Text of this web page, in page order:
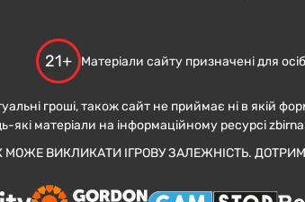
21+ Матеріали сайту призначені для
гроші, також сайт не приймає ні в якій
матеріали на інформаційному ресурсі
МОЖЕ ВИКЛИКАТИ ІГРОВУ ЗАЛЕЖНІСТЬ.